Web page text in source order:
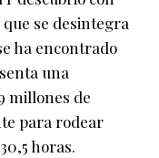
que se desintegra
ha encontrado
una
millones de
para rodear
horas.